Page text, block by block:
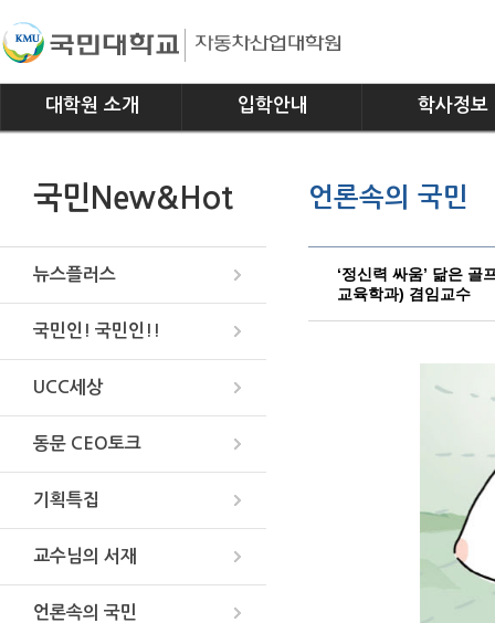
대학원 소개
연혁
입학안내 학사정보
교과과정
국민New&Hot
뉴스플러스
국민인! 국민인!!
UCC세상
동문 CEO토크
기획특집
교수님의 서재
언론속의 국민
언론속의 국민
‘정신력 싸움’ 닮은
교육학과) 겸임교수